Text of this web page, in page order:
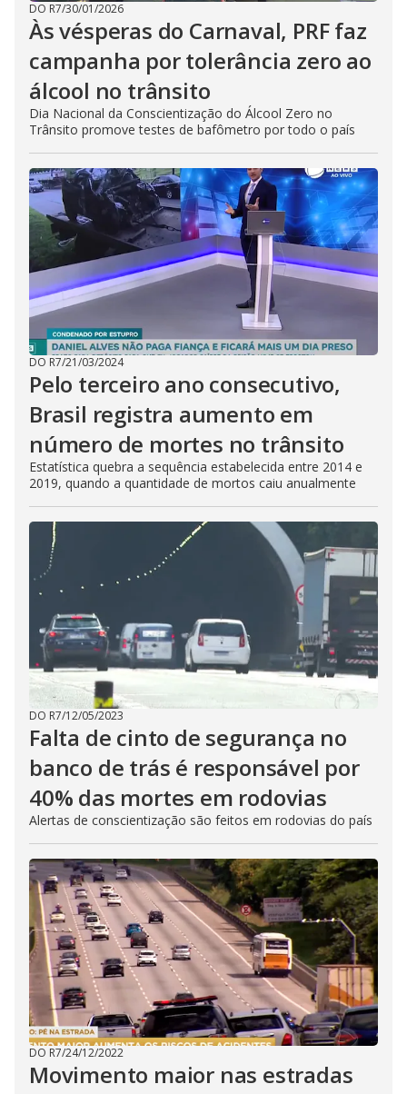
DO R7/30/01/2026
Às vésperas do Carnaval, PRF faz
campanha por tolerância zero ao
álcool no trânsito
Dia Nacional da Conscientização do Álcool Zero no
Trânsito promove testes de bafômetro por todo o país
DO R7/21/03/2024
Pelo terceiro ano consecutivo,
Brasil registra aumento em
número de mortes no trânsito
Estatística quebra a sequência estabelecida entre 2014 e
2019, quando a quantidade de mortos caiu anualmente
DO R7/12/05/2023
Falta de cinto de segurança no
banco de trás é responsável por
40% das mortes em rodovias
Alertas de conscientização são feitos em rodovias do país
DO R7/24/12/2022
Movimento maior nas estradas